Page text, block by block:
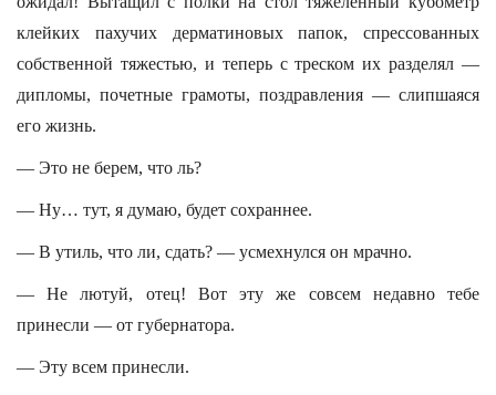
клейких пахучих дерматиновых папок, спрессованных
собственной тяжестью, и теперь с треском их разделял —
дипломы, почетные грамоты, поздравления — слипшаяся
его жизнь.
— Это не берем, что ль?
— Ну… тут, я думаю, будет сохраннее.
— В утиль, что ли, сдать? — усмехнулся он мрачно.
— Не лютуй, отец! Вот эту же совсем недавно тебе
принесли — от губернатора.
— Эту всем принесли.